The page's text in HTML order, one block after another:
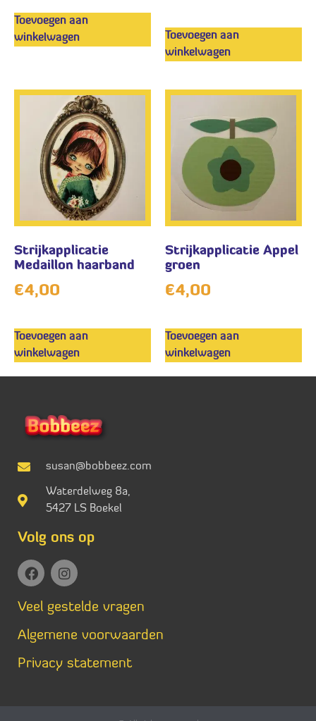
Toevoegen aan
winkelwagen
Toevoegen aan
winkelwagen
Strijkapplicatie
Medaillon haarband
€4,00
Toevoegen aan
winkelwagen
Strijkapplicatie Appel
groen
€4,00
Toevoegen aan
winkelwagen
susan@bobbeez.com
Waterdelweg 8a,
5427 LS Boekel
Volg ons op
Veel gestelde vragen
Algemene voorwaarden
Privacy statement